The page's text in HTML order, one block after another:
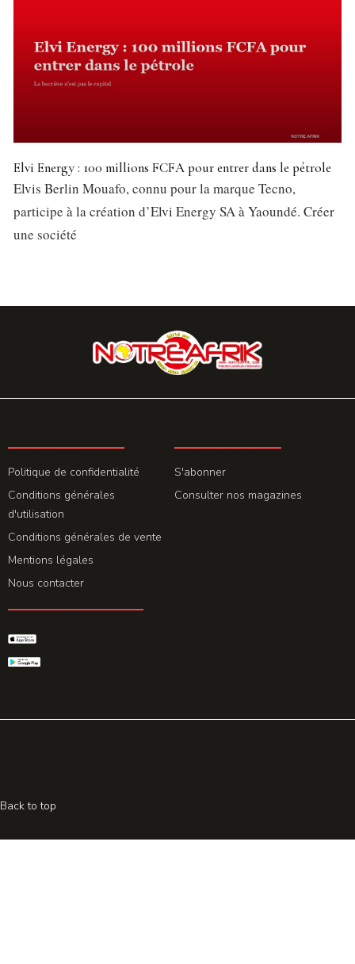
Elvi Energy : 100 millions FCFA pour entrer dans le pétrole
Elvis Berlin Mouafo, connu pour la marque Tecno,
participe à la création d’Elvi Energy SA à Yaoundé. Créer
une société
Politique de confidentialité
Conditions générales
d'utilisation
Conditions générales de vente
Mentions légales
Nous contacter
S'abonner
Consulter nos magazines
Back to top